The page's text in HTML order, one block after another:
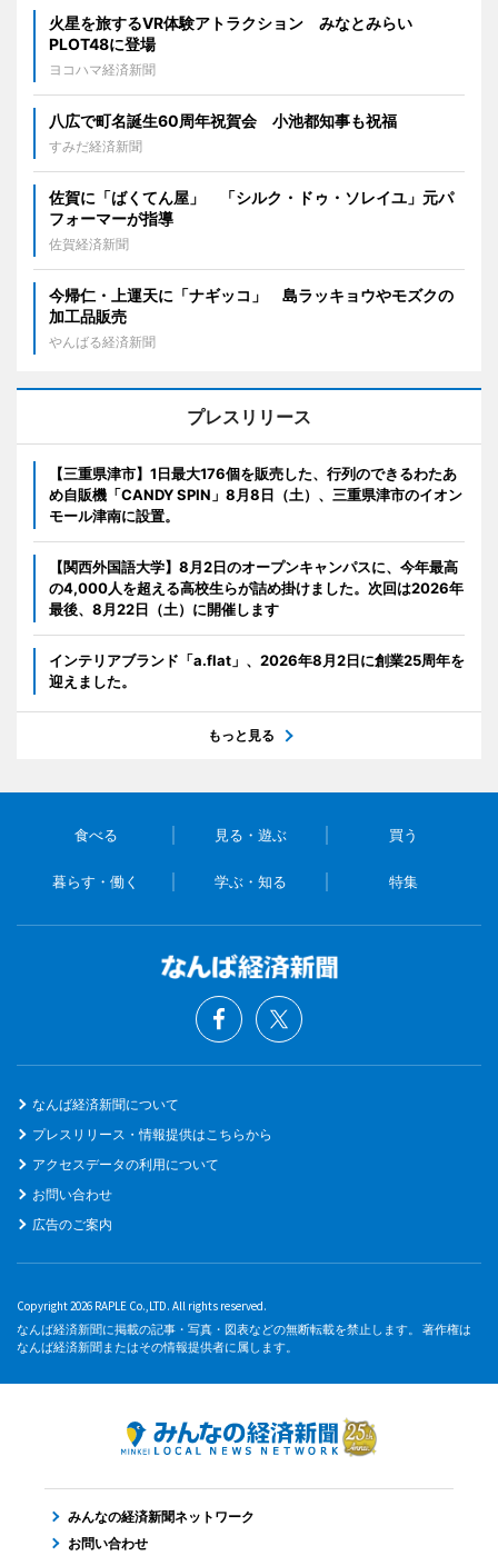
火星を旅するVR体験アトラクション みなとみらい
PLOT48に登場
ヨコハマ経済新聞
八広で町名誕生60周年祝賀会 小池都知事も祝福
すみだ経済新聞
佐賀に「ばくてん屋」 「シルク・ドゥ・ソレイユ」元パ
フォーマーが指導
佐賀経済新聞
今帰仁・上運天に「ナギッコ」 島ラッキョウやモズクの
加工品販売
やんばる経済新聞
プレスリリース
【三重県津市】1日最大176個を販売した、行列のできるわたあ
め自販機「CANDY SPIN」8月8日（土）、三重県津市のイオン
モール津南に設置。
【関西外国語大学】8月2日のオープンキャンパスに、今年最高
の4,000人を超える高校生らが詰め掛けました。次回は2026年
最後、8月22日（土）に開催します
インテリアブランド「a.flat」、2026年8月2日に創業25周年を
迎えました。
もっと見る
食べる 見る・遊ぶ 買う
暮らす・働く 学ぶ・知る 特集
なんば経済新聞について
プレスリリース・情報提供はこちらから
アクセスデータの利用について
お問い合わせ
広告のご案内
Copyright 2026 RAPLE Co.,LTD. All rights reserved.
なんば経済新聞に掲載の記事・写真・図表などの無断転載を禁止します。 著作権は
なんば経済新聞またはその情報提供者に属します。
みんなの経済新聞ネットワーク
お問い合わせ